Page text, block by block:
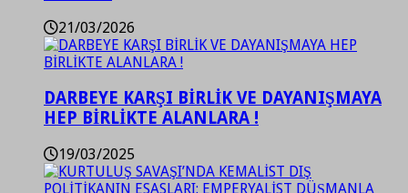
21/03/2026
DARBEYE KARŞI BİRLİK VE DAYANIŞMAYA
HEP BİRLİKTE ALANLARA !
19/03/2025